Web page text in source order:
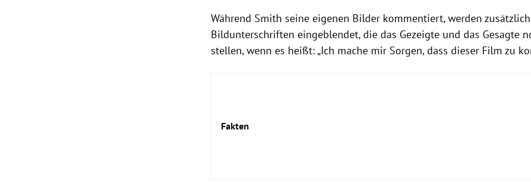
Während Smith seine eigenen Bilder kommentiert, werden zusätzlich
Bildunterschriften eingeblendet, die das Gezeigte und das Gesagte
stellen, wenn es heißt: „Ich mache mir Sorgen, dass dieser Film zu
Fakten